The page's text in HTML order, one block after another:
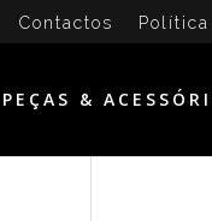
Contactos
PEÇAS &